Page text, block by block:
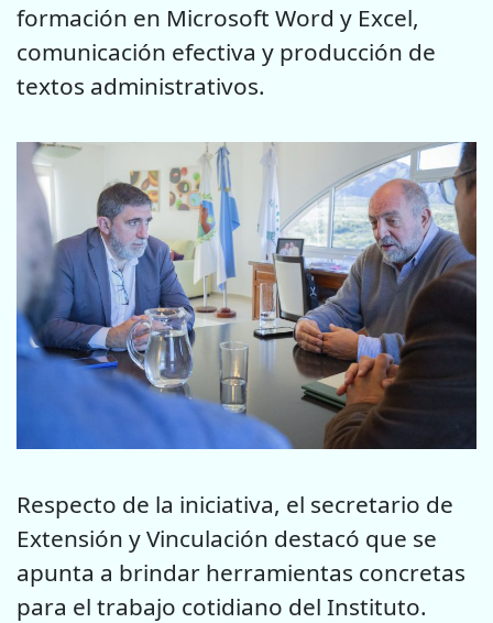
formación en Microsoft Word y Excel,
comunicación efectiva y producción de
textos administrativos.
Respecto de la iniciativa, el secretario de
Extensión y Vinculación destacó que se
apunta a brindar herramientas concretas
para el trabajo cotidiano del Instituto.